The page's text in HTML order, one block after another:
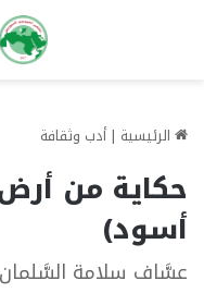
الرئيسية | أدب وثقافة
حكاية من
أسود)
عسَّاف سلامة السَّلمان